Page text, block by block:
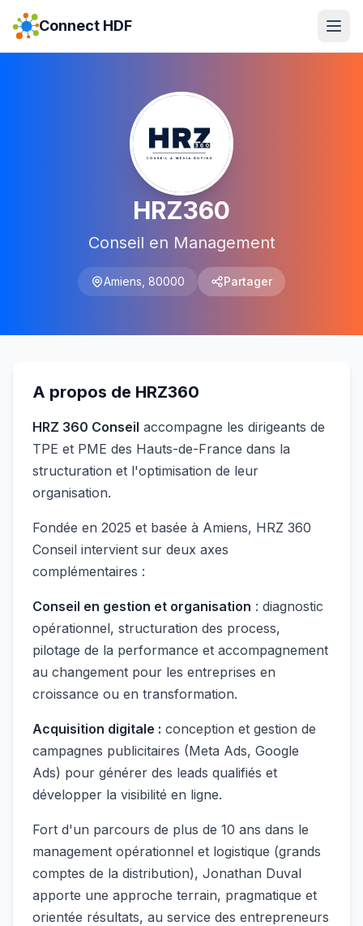
Connect HDF
HRZ360
Conseil en Management
Amiens 80000 Partager
A propos de HRZ360
HRZ 360 Conseil accompagne les dirigeants de
TPE et PME des Hauts-de-France dans la
structuration et l'optimisation de leur
organisation.
Fondée en 2025 et basée à Amiens, HRZ 360
Conseil intervient sur deux axes
complémentaires :
Conseil en gestion et organisation : diagnostic
opérationnel, structuration des process,
pilotage de la performance et accompagnement
au changement pour les entreprises en
croissance ou en transformation.
Acquisition digitale : conception et gestion de
campagnes publicitaires (Meta Ads, Google
Ads) pour générer des leads qualifiés et
développer la visibilité en ligne.
Fort d'un parcours de plus de 10 ans dans le
management opérationnel et logistique (grands
comptes de la distribution), Jonathan Duval
apporte une approche terrain, pragmatique et
orientée résultats, au service des entrepreneurs